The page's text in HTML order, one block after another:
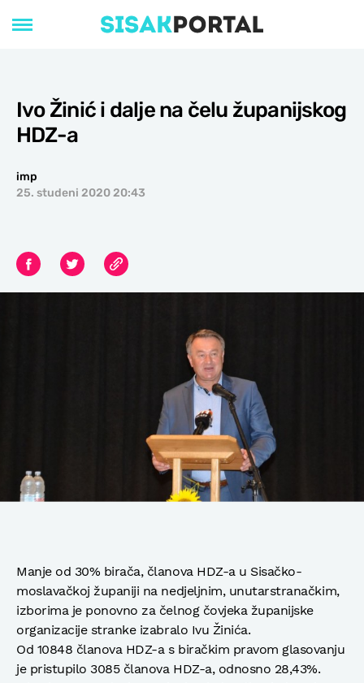
Ivo Žinić i dalje na čelu županijskog
HDZ-a
imp
25. studeni 2020 20:43
Manje od 30% birača, članova HDZ-a u Sisačko-
moslavačkoj županiji na nedjeljnim, unutarstranačkim,
izborima je ponovno za čelnog čovjeka županijske
organizacije stranke izabralo Ivu Žinića.
Od 10848 članova HDZ-a s biračkim pravom glasovanju
je pristupilo 3085 članova HDZ-a, odnosno 28,43%.